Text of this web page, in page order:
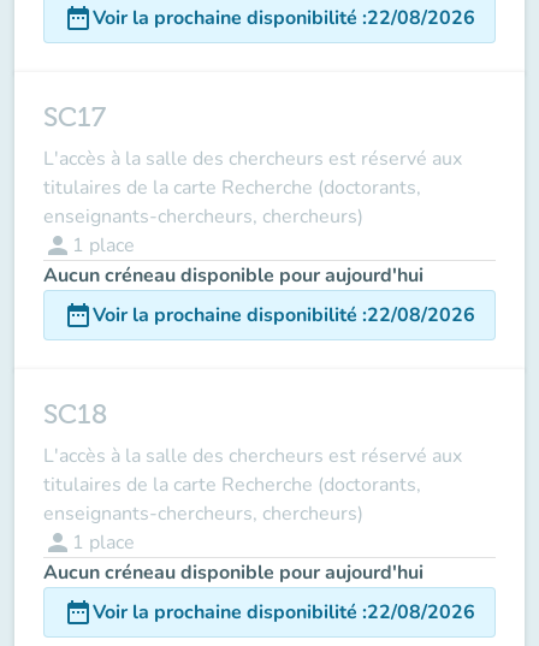
date_rangeVoir la prochaine disponibilité :22/08/2026
SC17
L'accès à la salle des chercheurs est réservé aux
titulaires de la carte Recherche (doctorants,
enseignants-chercheurs, chercheurs)
person 1 place
Aucun créneau disponible pour aujourd'hui
date_rangeVoir la prochaine disponibilité :22/08/2026
SC18
L'accès à la salle des chercheurs est réservé aux
titulaires de la carte Recherche (doctorants,
enseignants-chercheurs, chercheurs)
person 1 place
Aucun créneau disponible pour aujourd'hui
date_rangeVoir la prochaine disponibilité :22/08/2026